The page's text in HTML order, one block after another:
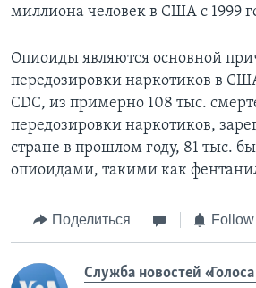
миллиона человек в США с 1999
Опиоиды являются основной
передозировки наркотиков в
CDC, из примерно 108 тыс.
передозировки наркотиков,
стране в прошлом году, 81 тыс.
опиоидами, такими как
Поделиться
Служба новостей